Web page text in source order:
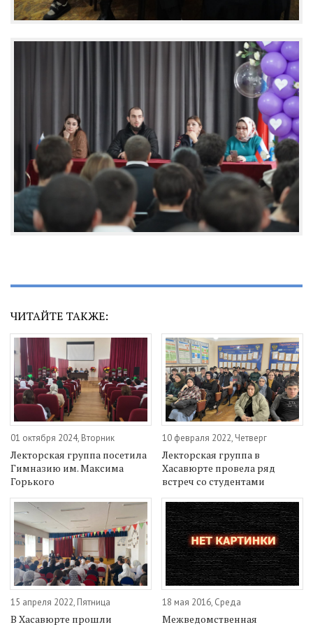
ЧИТАЙТЕ ТАКЖЕ:
01 октября 2024, Вторник
Лекторская группа посетила
Гимназию им. Максима
Горького
10 февраля 2022, Четверг
Лекторская группа в
Хасавюрте провела ряд
встреч со студентами
15 апреля 2022, Пятница
В Хасавюрте прошли
18 мая 2016, Среда
Межведомственная